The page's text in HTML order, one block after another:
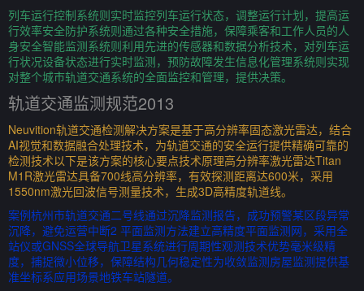
列车运行控制系统则实时监控列车运行状态，调整运行计划，提高运
行效率安全防护系统则通过各种安全措施，保障乘客和工作人员的人
身安全智能监测系统则利用先进的传感器和数据分析技术，对列车运
行状况设备状态进行实时监测，预防故障发生信息化管理系统则实现
对整个城市轨道交通系统的全面监控和管理，提供决策。
轨道交通监测规范2013
Neuvition轨道交通检测解决方案是基于高分辨率固态激光雷达，结合
AI视觉和数据融合处理技术，为轨道交通的安全运行提供精确可靠的
检测技术以下是该方案的核心要点技术原理高分辨率激光雷达Titan
M1R激光雷达具备700线高分辨率，有效探测距离达600米，采用
1550nm激光回波信号测量技术，生成3D高精度轨道线。
案例杭州市轨道交通二号线通过沉降监测报告，成功预警某区段异常
沉降，避免运营中断2 平面监测方法建立高精度平面监测网，采用全
站仪或GNSS全球导航卫星系统进行周期性观测技术优势毫米级精
度，捕捉微小位移，保障结构几何稳定性为收敛监测房屋监测提供基
准坐标系应用场景地铁车站隧道。